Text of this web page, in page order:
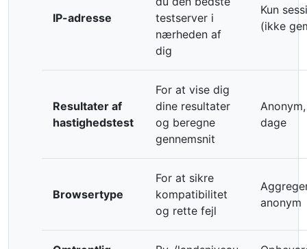
IP-adresse
testserver i
nærheden af
dig
Kun
(ikke
Resultater af
hastighedstest
For at vise dig
dine resultater
og beregne
gennemsnit
dage
Browsertype
For at sikre
kompatibilitet
og rette fejl
anonym